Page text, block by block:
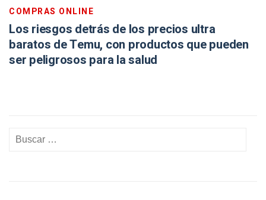
COMPRAS ONLINE
Los riesgos detrás de los precios ultra
baratos de Temu, con productos que pueden
ser peligrosos para la salud